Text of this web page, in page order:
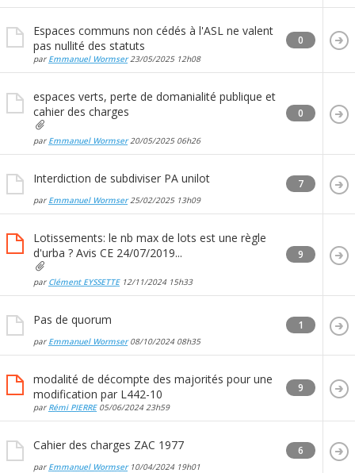
Espaces communs non cédés à l'ASL ne valent
pas nullité des statuts
par Emmanuel Wormser23/05/2025 12h08
0
espaces verts, perte de domanialité publique et
cahier des charges
par Emmanuel Wormser20/05/2025 06h26
0
Interdiction de subdiviser PA unilot
par Emmanuel Wormser25/02/2025 13h09
7
Lotissements: le nb max de lots est une règle
d'urba ? Avis CE 24/07/2019...
par Clément EYSSETTE12/11/2024 15h33
9
Pas de quorum
par Emmanuel Wormser08/10/2024 08h35
1
modalité de décompte des majorités pour une
modification par L442-10
par Rémi PIERRE05/06/2024 23h59
9
Cahier des charges ZAC 1977
par Emmanuel Wormser10/04/2024 19h01
6